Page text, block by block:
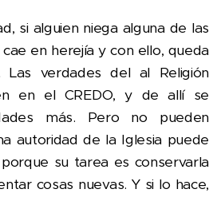
si alguien niega alguna de las
en herejía y con ello, queda
verdades del al Religión
en el CREDO, y de allí se
más. Pero no pueden
autoridad de la Iglesia puede
su tarea es conservarla
cosas nuevas. Y si lo hace,